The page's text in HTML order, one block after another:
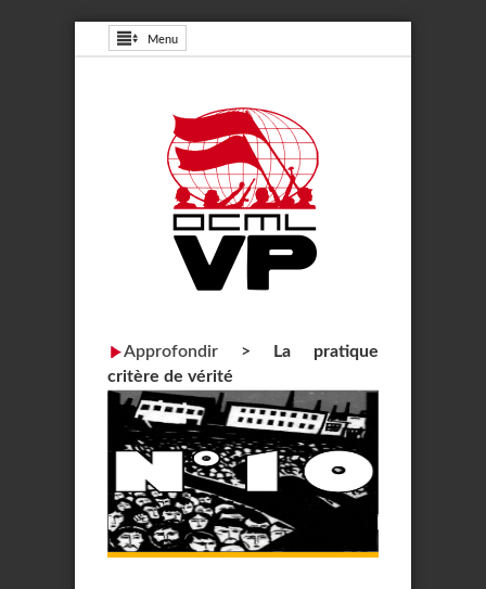
Menu
Approfondir >
La pratique
critère de vérité